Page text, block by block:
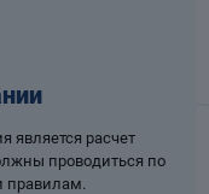
является расчет
проводиться по
правилам.